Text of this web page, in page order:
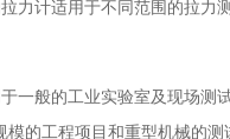
力计适用于不同范围的拉力
一般的工业实验室及现场测
的工程项目和重型机械的测